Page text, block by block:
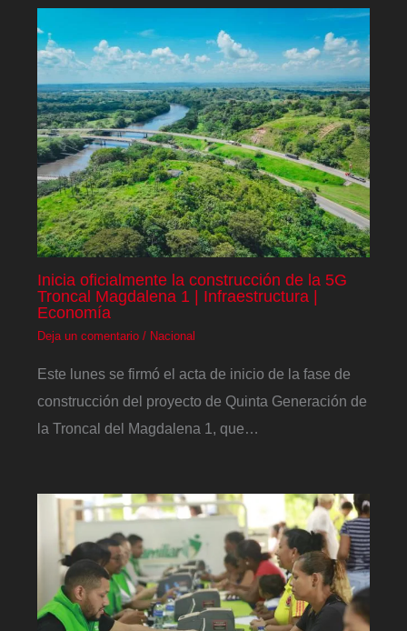
Inicia oficialmente la construcción de la 5G
Troncal Magdalena 1 | Infraestructura |
Economía
Deja un comentario / Nacional
Este lunes se firmó el acta de inicio de la fase de
construcción del proyecto de Quinta Generación de
la Troncal del Magdalena 1, que…